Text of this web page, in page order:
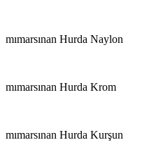
mımarsınan Hurda Naylon
mımarsınan Hurda Krom
mımarsınan Hurda Kurşun